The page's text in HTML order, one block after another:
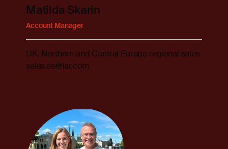
Matilda Skarin
Account Manager
UK, Northern and Central Europe regional sales
sales.se@iar.com